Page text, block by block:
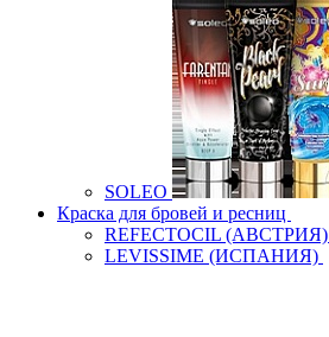
SOLEO
Краска для бровей и ресниц
REFECTOCIL (АВСТРИЯ)
LEVISSIME (ИСПАНИЯ)